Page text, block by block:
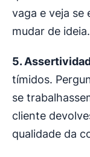
vaga e veja se
mudar de ideia.
5.
tímidos.
se
cliente
qualidade da